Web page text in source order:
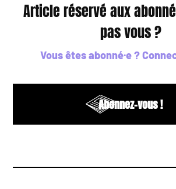
Article réservé aux
pas vous ?
Vous êtes abonné·e ?
Abonnez-vous !